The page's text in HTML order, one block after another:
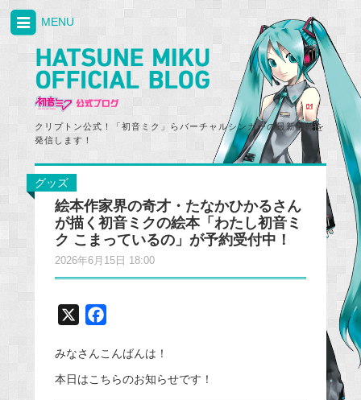
クリプトン公式！「初音ミク」らバーチャルシンガーの最新情報を
発信します！
MENU
グッズ
絵本作家界の奇才・たなかひかるさん
が描く初音ミクの絵本「わたし初音ミ
ク こまっているの」が予約受付中！
2026年6月15日 18:00
c
e
みなさんこんばんは！
本日はこちらのお知らせです！